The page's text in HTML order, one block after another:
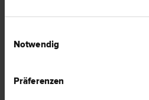
Notwendig
Präferenzen
| Wirtschaftsstraf­recht